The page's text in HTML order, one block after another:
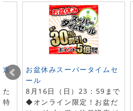
進
特
お盆休みスーパータイムセ
ール
8月16日（日）23：59まで
◆オンライン限定！お盆だ